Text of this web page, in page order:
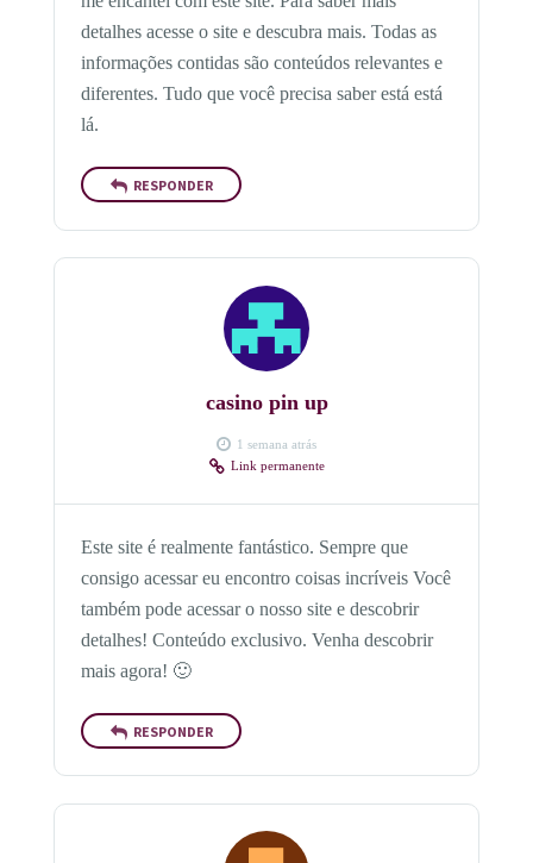
detalhes acesse o site e descubra mais. Todas as
informações contidas são conteúdos relevantes e
diferentes. Tudo que você precisa saber está está
lá.
RESPONDER
casino pin up
1 semana atrás
Link permanente
Este site é realmente fantástico. Sempre que
consigo acessar eu encontro coisas incríveis Você
também pode acessar o nosso site e descobrir
detalhes! Conteúdo exclusivo. Venha descobrir
mais agora! 🙂
RESPONDER